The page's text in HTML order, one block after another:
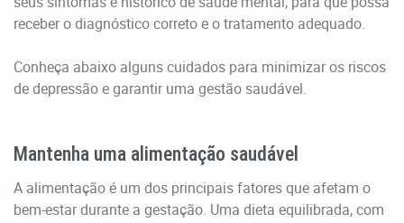
receber o diagnóstico correto e o tratamento adequado.
Conheça abaixo alguns cuidados para minimizar os riscos
de depressão e garantir uma gestão saudável.
Mantenha uma alimentação saudável
A alimentação é um dos principais fatores que afetam o
bem-estar durante a gestação. Uma dieta equilibrada, com